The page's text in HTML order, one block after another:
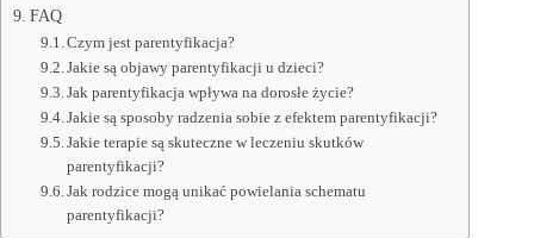
FAQ
Czym jest parentyfikacja?
Jakie są objawy parentyfikacji u dzieci?
Jak parentyfikacja wpływa na dorosłe życie?
Jakie są sposoby radzenia sobie z efektem parentyfikacji?
Jakie terapie są skuteczne w leczeniu skutków
parentyfikacji?
Jak rodzice mogą unikać powielania schematu
parentyfikacji?